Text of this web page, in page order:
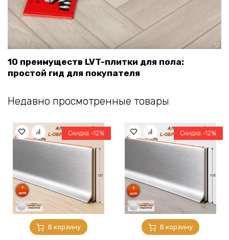
10 преимуществ LVT-плитки для пола:
простой гид для покупателя
Недавно просмотренные товары
В корзину
Скидка -12%
В корзину
Скидка -12%